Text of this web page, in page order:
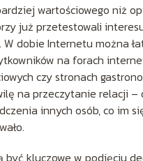
wartościowego niż
już przetestowali
dobie Internetu można
na forach
czy stronach
na przeczytanie relacji –
innych osób, co im
być kluczowe w podjęciu